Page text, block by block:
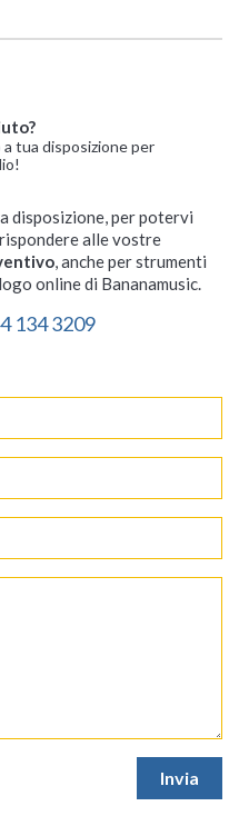
tua disposizione per
disposizione, per potervi
alle vostre
, anche per strumenti
online di Bananamusic.
134 3209